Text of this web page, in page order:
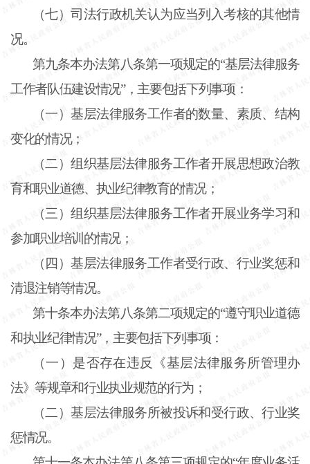
（七）司法行政机关认为应当列入考核的其他情
况。
第九条本办法第八条第一项规定的“基层法律服务
工作者队伍建设情况”，主要包括下列事项：
（一）基层法律服务工作者的数量、素质、结构
变化的情况；
（二）组织基层法律服务工作者开展思想政治教
育和职业道德、执业纪律教育的情况；
（三）组织基层法律服务工作者开展业务学习和
参加职业培训的情况；
（四）基层法律服务工作者受行政、行业奖惩和
清退注销等情况。
第十条本办法第八条第二项规定的“遵守职业道德
和执业纪律情况”，主要包括下列事项：
（一）是否存在违反《基层法律服务所管理办
法》等规章和行业执业规范的行为；
（二）基层法律服务所被投诉和受行政、行业奖
惩情况。